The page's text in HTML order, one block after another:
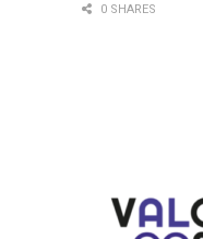
0 SHARES